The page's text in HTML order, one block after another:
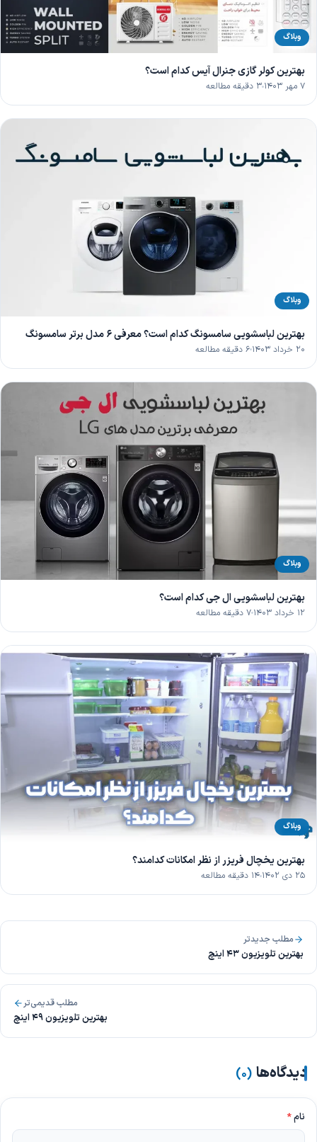
وبلاگ
بهترین کولر گازی جنرال آیس کدام است؟
۷ مهر ۱۴۰۳ ۳ دقیقه مطالعه
وبلاگ
بهترین لباسشویی سامسونگ کدام است؟ معرفی 6 مدل برتر سامسونگ
۲۰ خرداد ۱۴۰۳ ۶ دقیقه مطالعه
وبلاگ
بهترین لباسشویی ال جی کدام است؟
۱۲ خرداد ۱۴۰۳ ۷ دقیقه مطالعه
وبلاگ
بهترین یخچال فریزر از نظر امکانات کدامند؟
۲۵ دی ۱۴۰۲ ۱۴ دقیقه مطالعه
مطلب جدیدتر
بهترین تلویزیون 43 اینچ
مطلب قدیمی‌تر
بهترین تلویزیون 49 اینچ
دیدگاه‌ها (۰)
نام*